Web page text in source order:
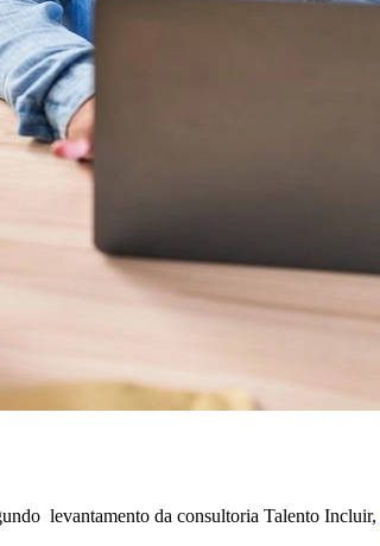
levantamento da consultoria Talento Incluir,